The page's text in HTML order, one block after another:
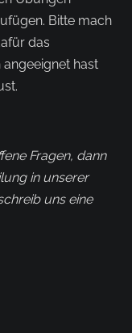
Bitte mach
das
hast
Fragen, dann
in unserer
uns eine